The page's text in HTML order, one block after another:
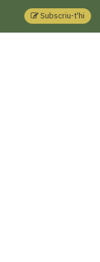
Subscriu-t'hi